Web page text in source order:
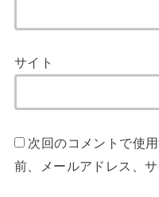
サイト
次回のコメントで使
前、メールアドレス、サ